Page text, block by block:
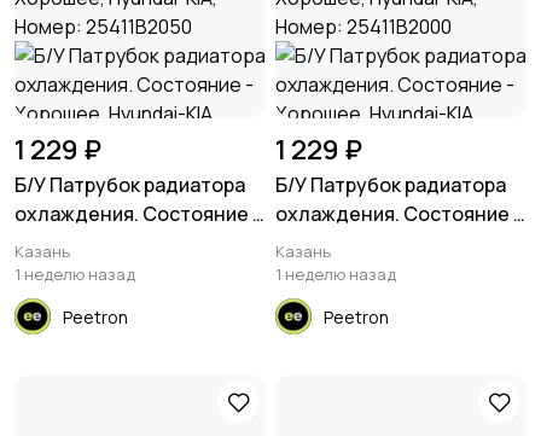
1 229 ₽
Б/У Патрубок радиатора
охлаждения. Состояние -
Хорошее, Hyundai-KIA,
Номер: 25411B2050
Казань
1 неделю назад
Peetron
1 229 ₽
Б/У Патрубок радиатора
охлаждения. Состояние -
Хорошее, Hyundai-KIA,
Номер: 25411B2000
Казань
1 неделю назад
Peetron